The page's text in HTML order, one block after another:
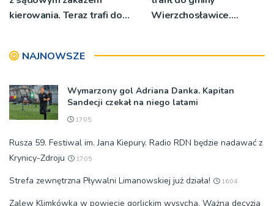
kierowania. Teraz trafi do
Wierzchosławice.
NAJNOWSZE
Wymarzony gol Adriana Danka. Kapitan
Sandecji czekał na niego latami
17:05
Rusza 59. Festiwal im. Jana Kiepury. Radio RDN będzie nadawać z
Krynicy-Zdroju
17:05
Strefa zewnętrzna Pływalni Limanowskiej już działa! 16:04
Zalew Klimkówka w powiecie gorlickim wysycha. Ważna decyzja